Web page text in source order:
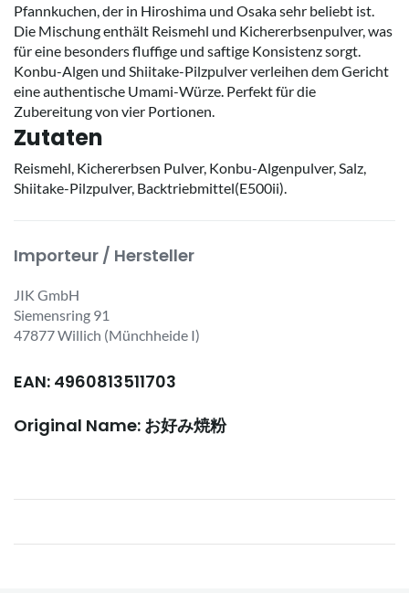
Pfannkuchen, der in Hiroshima und Osaka sehr beliebt ist.
Die Mischung enthält Reismehl und Kichererbsenpulver, was
für eine besonders fluffige und saftige Konsistenz sorgt.
Konbu-Algen und Shiitake-Pilzpulver verleihen dem Gericht
eine authentische Umami-Würze. Perfekt für die
Zubereitung von vier Portionen.
Zutaten
Reismehl, Kichererbsen Pulver, Konbu-Algenpulver, Salz,
Shiitake-Pilzpulver, Backtriebmittel(E500ii).
Importeur / Hersteller
JIK GmbH
Siemensring 91
47877 Willich (Münchheide I)
EAN: 4960813511703
Original Name: お好み焼粉